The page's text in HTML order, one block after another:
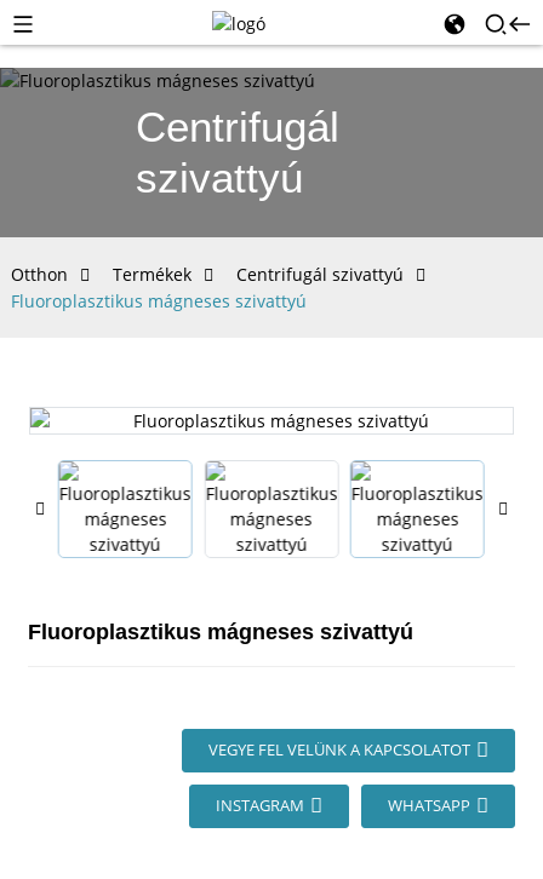
Centrifugál
szivattyú
Otthon Termékek
Centrifugál szivattyú
Fluoroplasztikus mágneses szivattyú
Fluoroplasztikus mágneses szivattyú
VEGYE FEL VELÜNK A KAPCSOLATOT
INSTAGRAM WHATSAPP